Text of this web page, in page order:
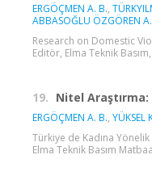
ERGÖÇMEN A. B.,
ABBASOĞLU ÖZGÖREN A.
Research on Domestic
Editör, Elma Teknik
19. Nitel
ERGÖÇMEN A. B., YÜKSEL
Türkiye de Kadına
Elma Teknik Basım